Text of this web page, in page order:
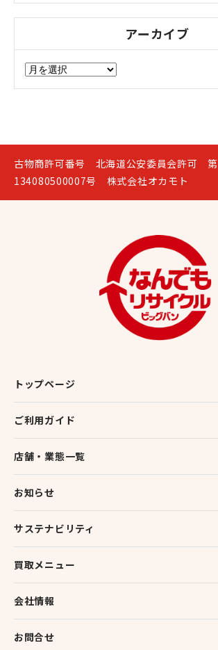
アーカイブ
ア
ー
古物商許可番号 北海道公安委員会許可 第
134080500007号 株式会社オカモト
トップページ
ご利用ガイド
店舗・業態一覧
お知らせ
サステナビリティ
買取メニュー
会社情報
お問合せ